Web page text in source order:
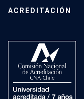
ACREDITACIÓN